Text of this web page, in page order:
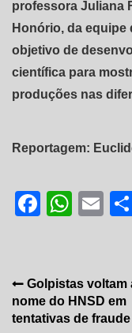
professora Juliana
Honório, da equipe
objetivo de
científica para
produções nas
Reportagem:
Navegação
de
Golpistas voltam
nome do HNSD em
tentativas de fraude